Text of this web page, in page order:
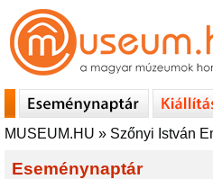
MUSEUM.HU » Szőnyi István
Eseménynaptár